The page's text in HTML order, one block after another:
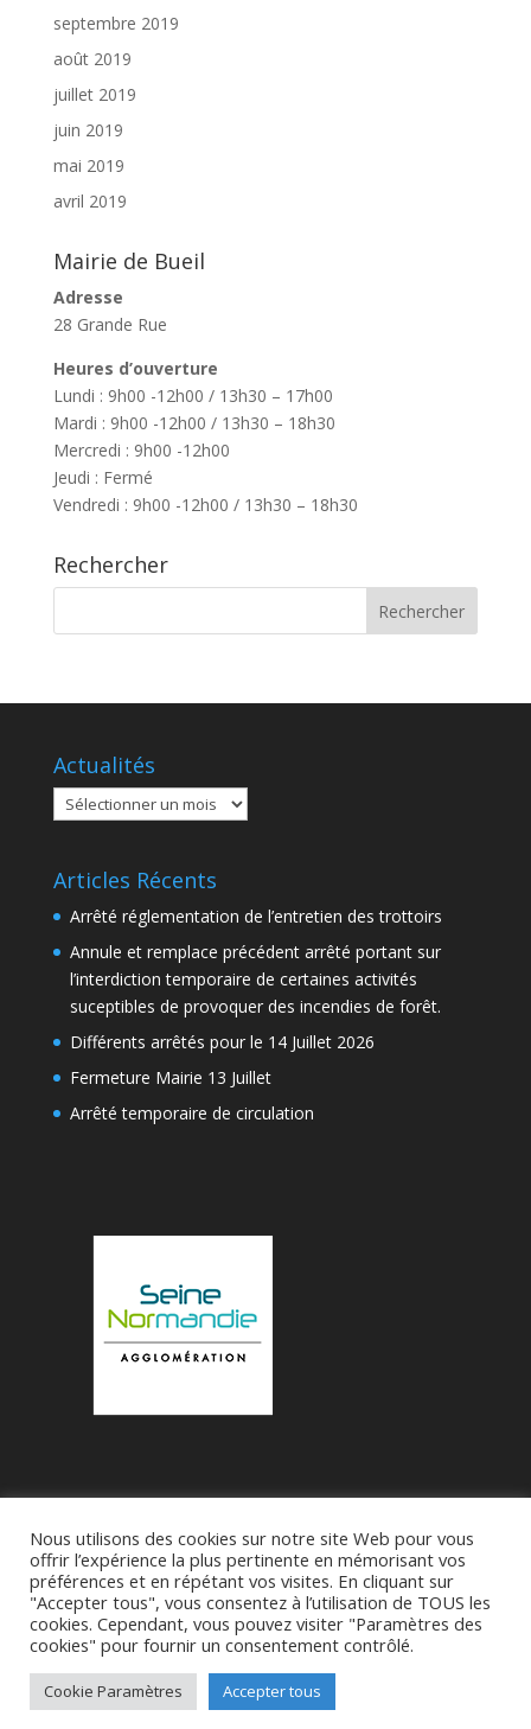
septembre 2019
août 2019
juillet 2019
juin 2019
mai 2019
avril 2019
Mairie de Bueil
Adresse
28 Grande Rue
Heures d’ouverture
Lundi : 9h00 -12h00 / 13h30 – 17h00
Mardi : 9h00 -12h00 / 13h30 – 18h30
Mercredi : 9h00 -12h00
Jeudi : Fermé
Vendredi : 9h00 -12h00 / 13h30 – 18h30
Rechercher
Actualités
Actualités
Articles Récents
Arrêté réglementation de l’entretien des trottoirs
Annule et remplace précédent arrêté portant sur
l’interdiction temporaire de certaines activités
suceptibles de provoquer des incendies de forêt.
Différents arrêtés pour le 14 Juillet 2026
Fermeture Mairie 13 Juillet
Arrêté temporaire de circulation
Accueil Municipalité
Le Village de Bueil
Associations
Réalise parSDI27 - M Franck-Patrick Roussel
-Politique de confidentialité
Nous utilisons des cookies sur notre site Web pour vous
offrir l’expérience la plus pertinente en mémorisant vos
préférences et en répétant vos visites. En cliquant sur
"Accepter tous", vous consentez à l’utilisation de TOUS les
cookies. Cependant, vous pouvez visiter "Paramètres des
cookies" pour fournir un consentement contrôlé.
Cookie Paramètres Accepter tous